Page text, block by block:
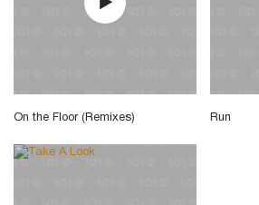
On the Floor (Remixes) Run